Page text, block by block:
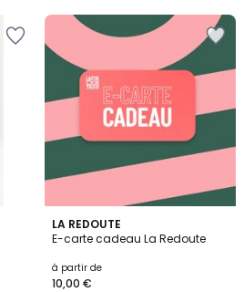
LA REDOUTE
E-carte cadeau La Redoute
à partir de
10,00 €
3
/